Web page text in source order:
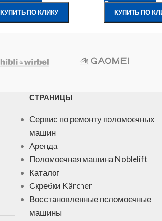
КУПИТЬ ПО КЛИКУ КУПИТЬ ПО
СТРАНИЦЫ
Сервис по ремонту поломоечных
машин
Аренда
Поломоечная машина Noblelift
Каталог
Скребки Kärcher
Восстановленные поломоечные
машины